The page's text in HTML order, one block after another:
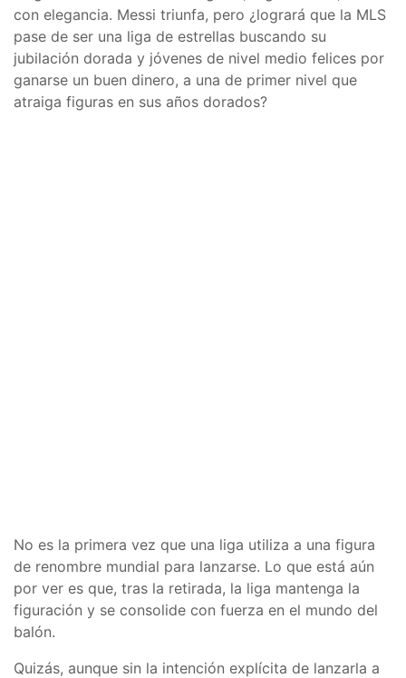
con elegancia. Messi triunfa, pero ¿logrará que la MLS
pase de ser una liga de estrellas buscando su
jubilación dorada y jóvenes de nivel medio felices por
ganarse un buen dinero, a una de primer nivel que
atraiga figuras en sus años dorados?
No es la primera vez que una liga utiliza a una figura
de renombre mundial para lanzarse. Lo que está aún
por ver es que, tras la retirada, la liga mantenga la
figuración y se consolide con fuerza en el mundo del
balón.
Quizás, aunque sin la intención explícita de lanzarla a